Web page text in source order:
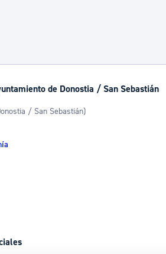
de Donostia / San Sebastián
/ San Sebastián)